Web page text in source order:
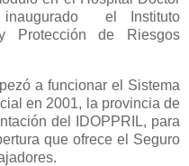
el Instituto
Protección de Riesgos
a funcionar el Sistema
en 2001, la provincia de
del IDOPPRIL, para
que ofrece el Seguro